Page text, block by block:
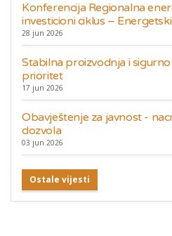
Konferencija Regionalna
investicioni ciklus –
28 jun 2026
Stabilna proizvodnja i
prioritet
17 jun 2026
Obavještenje za javnost -
dozvola
03 jun 2026
Ostale vijesti